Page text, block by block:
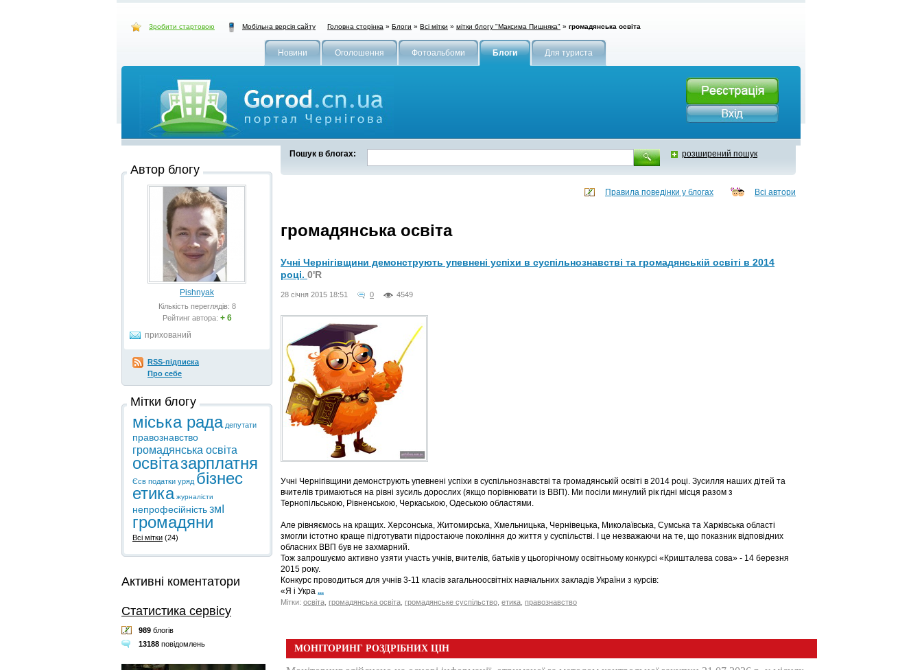
Зробити стартовою Мобільна версія сайту Головна сторінка » Блоги » Всі мітки » мітки блогу "Максима Пишняка" » громадянська освіта
Новини Оголошення Фотоальбоми Блоги Для туриста
Пошук в блогах: розширений пошук
Правила поведінки у блогах Всі автори
громадянська освіта
Учні Чернігівщини демонструють упевнені успіхи в суспільнознавстві та громадянській освіті в 2014
році. 0'R
28 січня 2015 18:51 0 4549
Учні Чернігівщини демонструють упевнені успіхи в суспільнознавстві та громадянській освіті в 2014 році. Зусилля наших дітей та
вчителів тримаються на рівні зусиль дорослих (якщо порівнювати із ВВП). Ми посіли минулий рік гідні місця разом з
Тернопільською, Рівненською, Черкаською, Одеською областями.
Але рівняємось на кращих. Херсонська, Житомирська, Хмельницька, Чернівецька, Миколаївська, Сумська та Харківська області
змогли істотно краще підготувати підростаюче покоління до життя у суспільстві. І це незважаючи на те, що показник відповідних
обласних ВВП був не захмарний.
Тож запрошуємо активно узяти участь учнів, вчителів, батьків у цьогорічному освітньому конкурсі «Кришталева сова» - 14 березня
2015 року.
Конкурс проводиться для учнів 3-11 класів загальноосвітніх навчальних закладів України з курсів:
«Я і Укра ...
Мітки: освіта громадянська освіта громадянське суспільство етика правознавство
Автор блогу
Pishnyak
Кількість переглядів: 8
Рейтинг автора: + 6
прихований
RSS-підписка
Про себе
Мітки блогу
міська рада депутати
правознавство
громадянська освіта
освітазарплатня
Єсв податки уряд бізнес
етика журналісти
непрофесійністьзмІ
громадяни
Всі мітки (24)
Активні коментатори
Статистика сервісу
989 блогів
13188 повідомлень